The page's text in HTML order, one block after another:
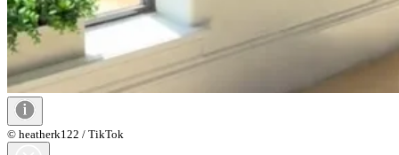
© heatherk122 / TikTok